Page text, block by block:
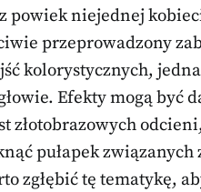
powiek niejednej
przeprowadzony
kolorystycznych,
Efekty mogą być
złotobrazowych
pułapek związanych
zgłębić tę tematykę,